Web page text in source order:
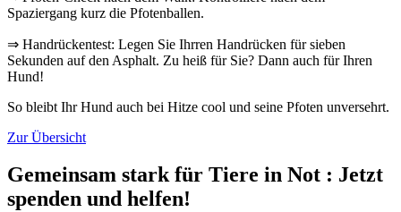
Spaziergang kurz die Pfotenballen.
⇒ Handrückentest: Legen Sie Ihrren Handrücken für sieben
Sekunden auf den Asphalt. Zu heiß für Sie? Dann auch für Ihren
Hund!
So bleibt Ihr Hund auch bei Hitze cool und seine Pfoten unversehrt.
Zur Übersicht
Gemeinsam stark für Tiere in Not : Jetzt
spenden und helfen!